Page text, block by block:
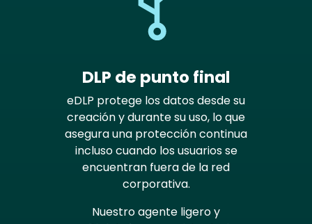
DLP de punto final
eDLP protege los datos desde su
creación y durante su uso, lo que
asegura una protección continua
incluso cuando los usuarios se
encuentran fuera de la red
corporativa.
Nuestro agente ligero y